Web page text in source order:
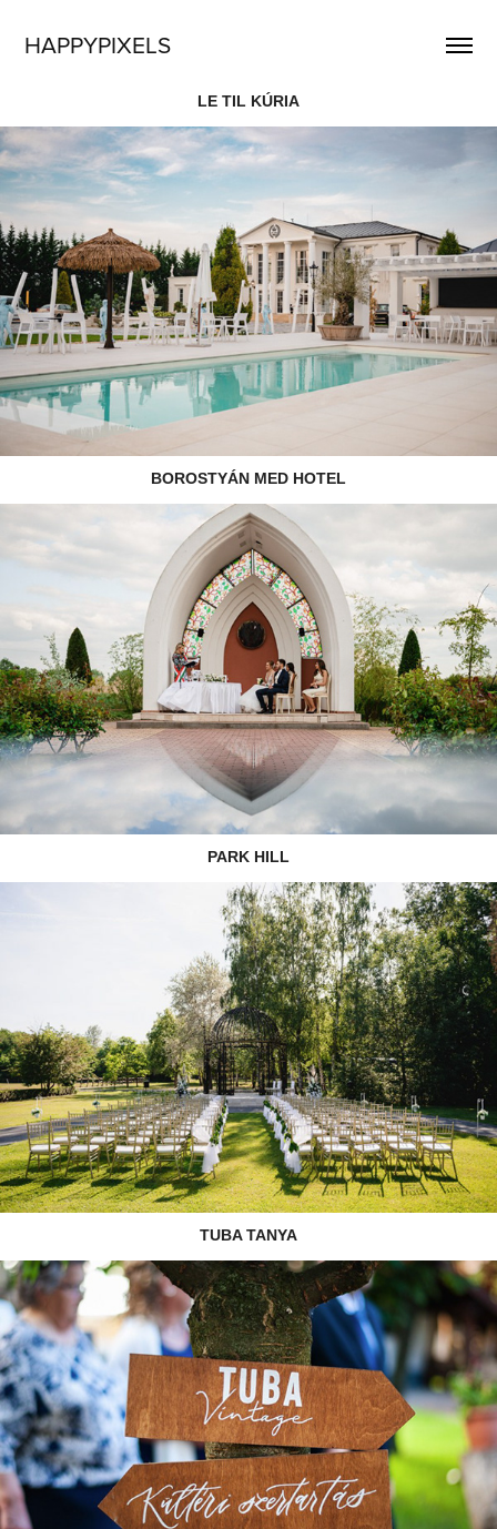
HAPPYPIXELS
LE TIL KÚRIA
BOROSTYÁN MED HOTEL
PARK HILL
TUBA TANYA